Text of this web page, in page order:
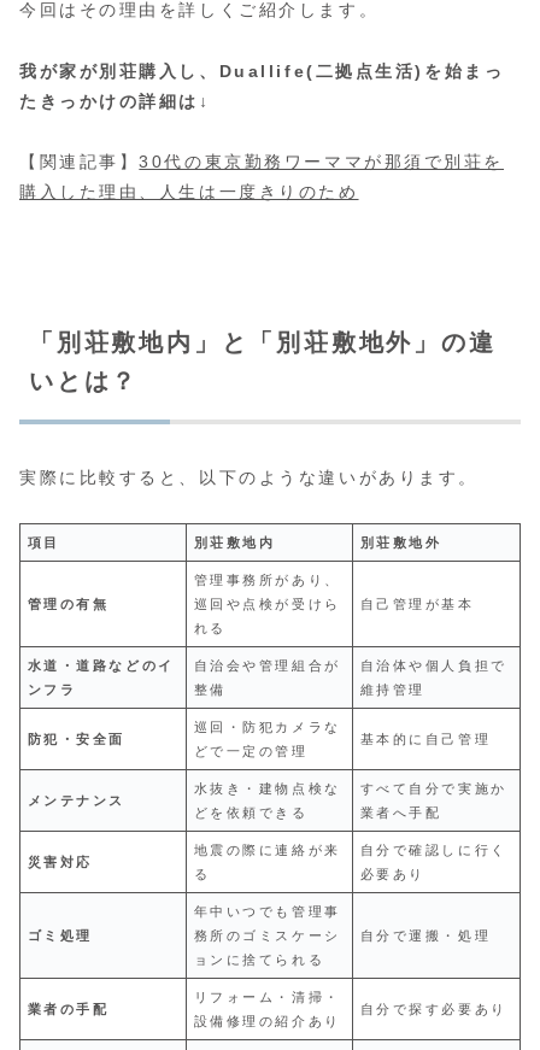
今回はその理由を詳しくご紹介します。
我が家が別荘購入し、Duallife(二拠点生活)を始まっ
たきっかけの詳細は↓
【関連記事】30代の東京勤務ワーママが那須で別荘を
購入した理由、人生は一度きりのため
「別荘敷地内」と「別荘敷地外」の違
いとは？
実際に比較すると、以下のような違いがあります。
項目 別荘敷地内 別荘敷地外
管理の有無
管理事務所があり、
巡回や点検が受けら
れる
自己管理が基本
水道・道路などのイ
ンフラ
自治会や管理組合が
整備
自治体や個人負担で
維持管理
防犯・安全面
巡回・防犯カメラな
どで一定の管理
基本的に自己管理
メンテナンス
水抜き・建物点検な
どを依頼できる
すべて自分で実施か
業者へ手配
災害対応
地震の際に連絡が来
る
自分で確認しに行く
必要あり
ゴミ処理
年中いつでも管理事
務所のゴミスケーシ
ョンに捨てられる
自分で運搬・処理
業者の手配
リフォーム・清掃・
設備修理の紹介あり
自分で探す必要あり